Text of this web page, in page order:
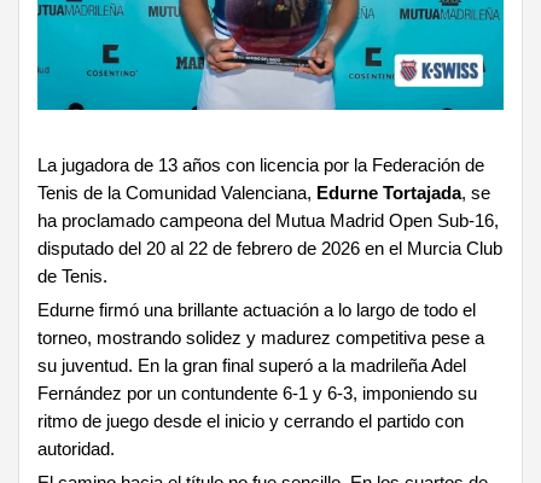
La jugadora de 13 años con licencia por la Federación de
Tenis de la Comunidad Valenciana, Edurne Tortajada, se
ha proclamado campeona del Mutua Madrid Open Sub-16,
disputado del 20 al 22 de febrero de 2026 en el Murcia Club
de Tenis.
Edurne firmó una brillante actuación a lo largo de todo el
torneo, mostrando solidez y madurez competitiva pese a
su juventud. En la gran final superó a la madrileña Adel
Fernández por un contundente 6-1 y 6-3, imponiendo su
ritmo de juego desde el inicio y cerrando el partido con
autoridad.